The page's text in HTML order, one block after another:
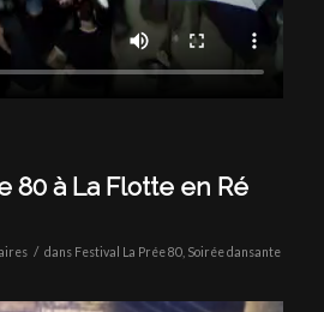
80 à La Flotte en Ré
/ dans Festival La Prée 80, Soirée dansante